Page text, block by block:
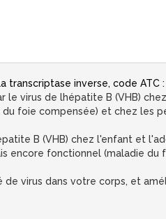
inverse, code ATC :
virus de lhépatite B (VHB) chez
foie compensée) et chez les
B (VHB) chez l'enfant et
encore fonctionnel (maladie du
de virus dans votre corps, et